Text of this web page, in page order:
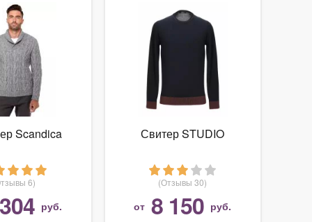
Scandica
6)
руб.
Свитер STUDIO
(Отзывы 30)
от 8 150 руб.